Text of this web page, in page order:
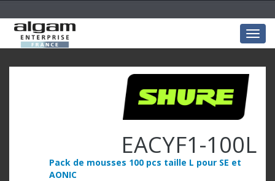
EACYF1-100L
Pack de mousses 100 pcs taille L pour SE et
AONIC